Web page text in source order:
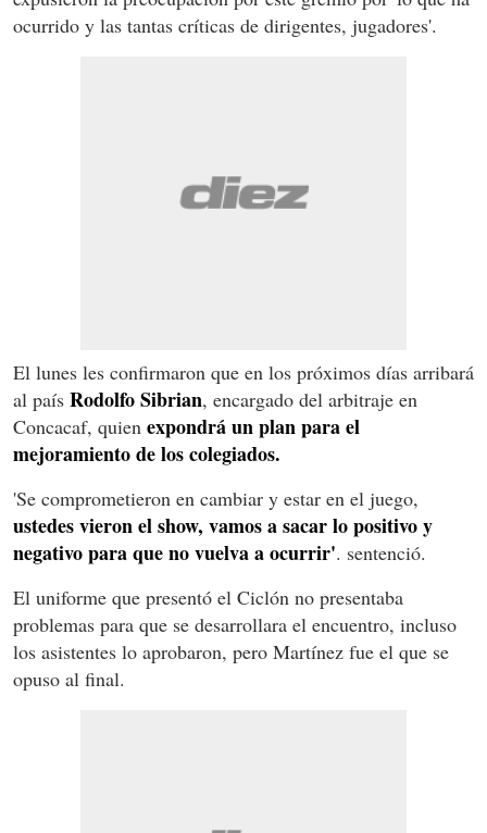
ocurrido y las tantas críticas de dirigentes, jugadores'.
El lunes les confirmaron que en los próximos días arribará
al país Rodolfo Sibrian, encargado del arbitraje en
Concacaf, quien expondrá un plan para el
mejoramiento de los colegiados.
'Se comprometieron en cambiar y estar en el juego,
ustedes vieron el show, vamos a sacar lo positivo y
negativo para que no vuelva a ocurrir'. sentenció.
El uniforme que presentó el Ciclón no presentaba
problemas para que se desarrollara el encuentro, incluso
los asistentes lo aprobaron, pero Martínez fue el que se
opuso al final.